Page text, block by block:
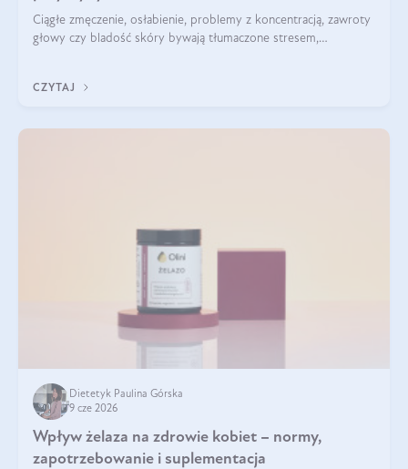
Ciągłe zmęczenie, osłabienie, problemy z koncentracją, zawroty
głowy czy bladość skóry bywają tłumaczone stresem,
CZYTAJ
Dietetyk Paulina Górska
9 cze 2026
Wpływ żelaza na zdrowie kobiet – normy,
zapotrzebowanie i suplementacja